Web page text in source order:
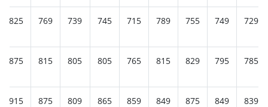
825 769 739 745 715 789 755 749 729
875 815 805 805 765 815 829 795 785
915 875 809 865 859 849 875 849 839